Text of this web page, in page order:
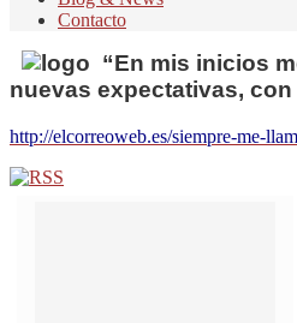
Contacto
“En mis inicios
nuevas expectativas,
http://elcorreoweb.es/siempre-me-